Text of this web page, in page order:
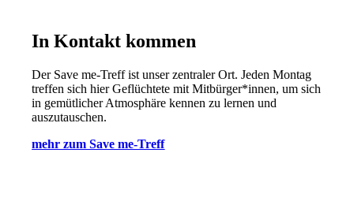
In Kontakt kommen
Der Save me-Treff ist unser zentraler Ort. Jeden Montag
treffen sich hier Geflüchtete mit Mitbürger*innen, um sich
in gemütlicher Atmosphäre kennen zu lernen und
auszutauschen.
mehr zum Save me-Treff